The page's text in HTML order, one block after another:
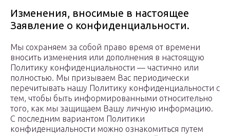
Изменения, вносимые в настоящее
Заявление о конфиденциальности.
Мы сохраняeм за собой право время от времени
вносить изменения или дополнения в настоящую
Политику конфиденциальности — частично или
полностью. Мы призываем Вас периодически
перечитывать нашу Политику конфиденциальности с
тем, чтобы быть информированными относительно
того, как мы защищаем Вашу личную информацию.
С последним вариантом Политики
конфиденциальности можно ознакомиться путем